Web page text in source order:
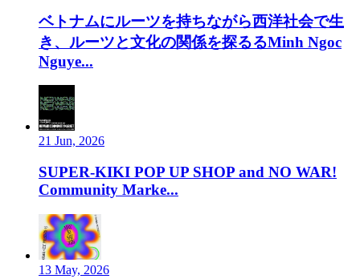
ベトナムにルーツを持ちながら西洋社会で生
き、ルーツと文化の関係を探るるMinh Ngoc
Nguye...
21 Jun, 2026
SUPER-KIKI POP UP SHOP and NO WAR!
Community Marke...
13 May, 2026